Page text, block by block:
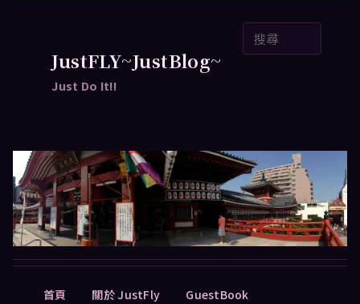
JustFLY~JustBlog~
Just Do It!!
首頁 關於 JustFly GuestBook